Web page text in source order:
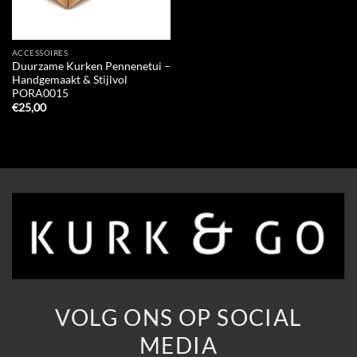
ACCESSOIRES
Duurzame Kurken Pennenetui –
Handgemaakt & Stijlvol
PORA0015
€25,00
VOLG ONS OP SOCIAL
MEDIA